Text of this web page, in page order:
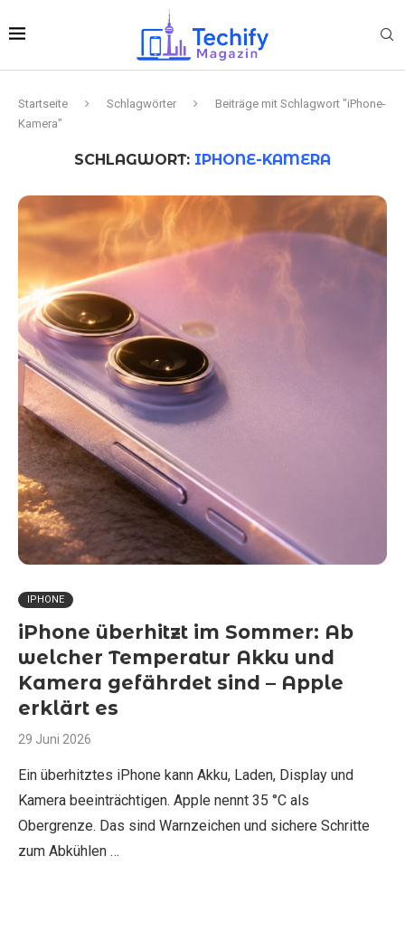
Startseite Schlagwörter
Beiträge mit Schlagwort "iPhone-
Kamera"
SCHLAGWORT: IPHONE-KAMERA
IPHONE
iPhone überhitzt im Sommer: Ab
welcher Temperatur Akku und
Kamera gefährdet sind – Apple
erklärt es
29 Juni 2026
Ein überhitztes iPhone kann Akku, Laden, Display und
Kamera beeinträchtigen. Apple nennt 35 °C als
Obergrenze. Das sind Warnzeichen und sichere Schritte
zum Abkühlen …